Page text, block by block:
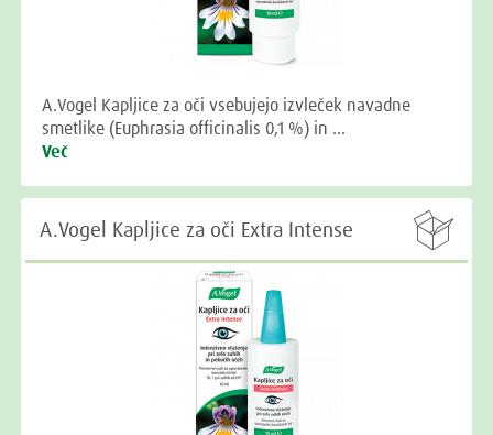
A.Vogel Kapljice za oči vsebujejo izvleček navadne
smetlike (Euphrasia officinalis 0,1 %) in …
Več

A.Vogel Kapljice za oči Extra Intense